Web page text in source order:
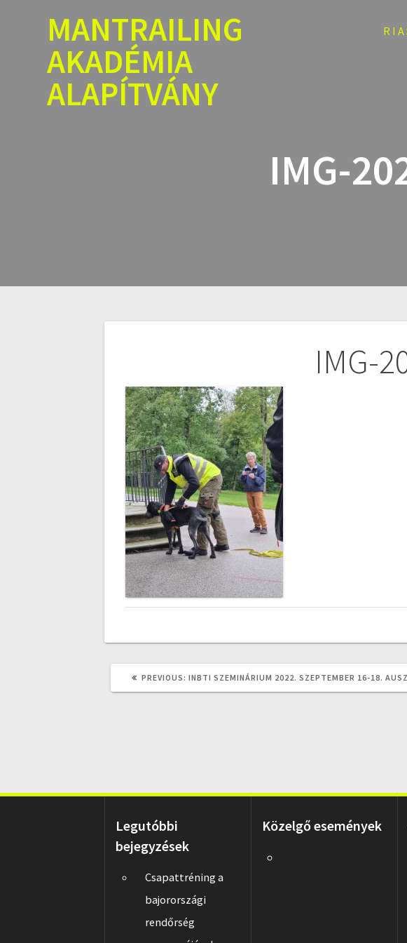
MANTRAILING
AKADÉMIA
ALAPÍTVÁNY
IMG-
IMG-
navigáció
PREVIOUS: PREVIOUS
INBTI SZEMINÁRIUM 2022. SZEPTEMBER 16-18.
Legutóbbi
bejegyzések
Csapattréning a
bajorországi
rendőrség
Közelgő események